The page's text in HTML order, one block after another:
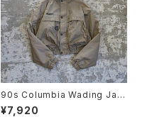
90s Columbia Wading Jac
ket
¥7,920